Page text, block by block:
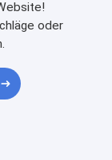
oder